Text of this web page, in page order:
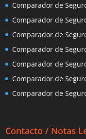
Comparador de
Comparador de
Comparador de
Comparador de
Comparador de
Comparador de
Comparador de
Contacto / Notas